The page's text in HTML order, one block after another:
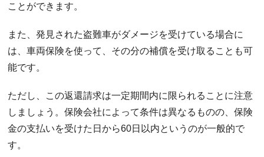
ことができます。
また、発見された盗難車がダメージを受けている場合に
は、車両保険を使って、その分の補償を受け取ることも可
能です。
ただし、この返還請求は一定期間内に限られることに注意
しましょう。保険会社によって条件は異なるものの、保険
金の支払いを受けた日から60日以内というのが一般的で
す。